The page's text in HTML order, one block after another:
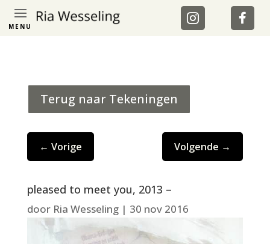
MENU
Terug naar Tekeningen
← Vorige Volgende →
pleased to meet you, 2013 –
door Ria Wesseling| 30 nov 2016